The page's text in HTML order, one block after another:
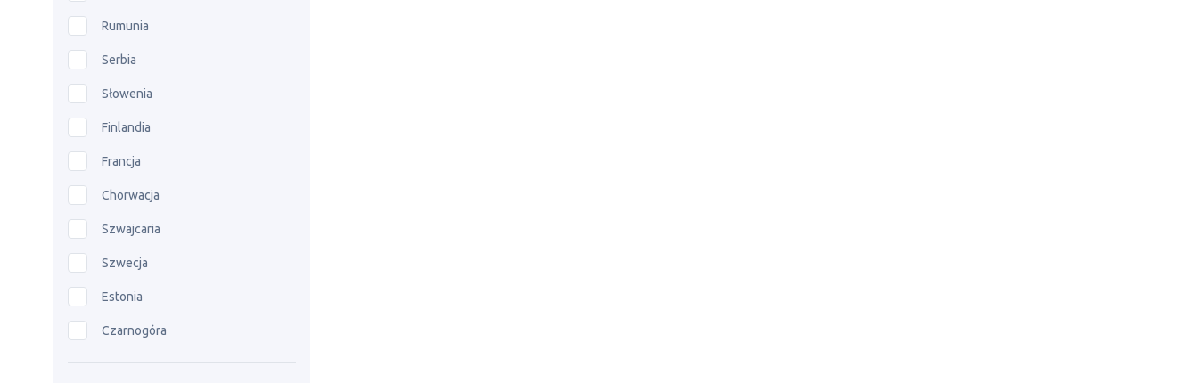
Rumunia
Serbia
Słowenia
Finlandia
Francja
Chorwacja
Szwajcaria
Szwecja
Estonia
Czarnogóra